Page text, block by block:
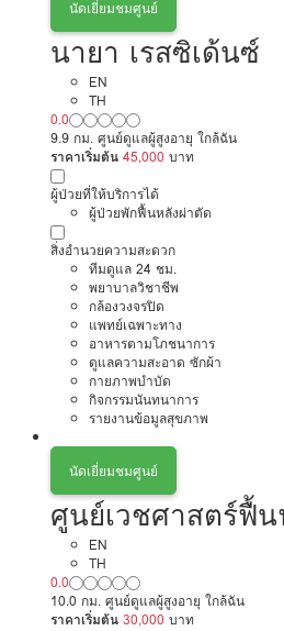
นัดเยี่ยมชมศูนย์
นายา เรสซิเด้นซ์
EN
TH
0.0
9.9 กม. ศูนย์ดูแลผู้สูงอายุ ใกล้ฉัน
ราคาเริ่มต้น 45,000 บาท
ผู้ป่วยที่ให้บริการได้
ผู้ป่วยพักฟื้นหลังผ่าตัด
สิ่งอำนวยความสะดวก
ทีมดูแล 24 ชม.
พยาบาลวิชาชีพ
กล้องวงจรปิด
แพทย์เฉพาะทาง
อาหารตามโภชนาการ
ดูแลความสะอาด ซักผ้า
กายภาพบำบัด
กิจกรรมนันทนาการ
รายงานข้อมูลสุขภาพ
นัดเยี่ยมชมศูนย์
ศูนย์เวชศาสตร์ฟื้
EN
TH
0.0
10.0 กม. ศูนย์ดูแลผู้สูงอายุ ใกล้ฉัน
ราคาเริ่มต้น 30,000 บาท